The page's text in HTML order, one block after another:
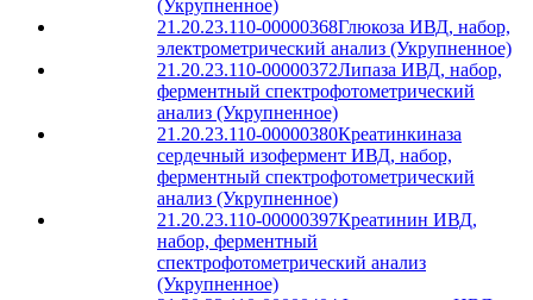
(Укрупненное)
21.20.23.110-00000368Глюкоза ИВД, набор,
электрометрический анализ (Укрупненное)
21.20.23.110-00000372Липаза ИВД, набор,
ферментный спектрофотометрический
анализ (Укрупненное)
21.20.23.110-00000380Креатинкиназа
сердечный изофермент ИВД, набор,
ферментный спектрофотометрический
анализ (Укрупненное)
21.20.23.110-00000397Креатинин ИВД,
набор, ферментный
спектрофотометрический анализ
(Укрупненное)